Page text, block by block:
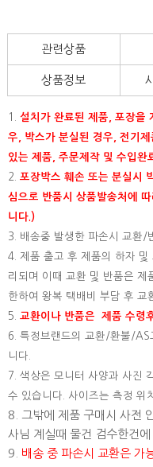
관련상품
상품정보
1. 설치가 완료된 제품, 포장을
우, 박스가 분실된 경우, 전기
있는 제품, 주문제작 및 수입완
2. 포장박스 훼손 또는 분실시
심으로 반품시 상품발송처에
니다.)
3. 배송중 발생한 파손시 교환/
4. 제품 출고 후 제품의 하자 및
리되며 이때 교환 및 반품은 제
한하여 왕복 택배비 부담 후 교
5. 교환이나 반품은 제품 수령
6. 특정브랜드의 교환/환불/AS
니다.
7. 색상은 모니터 사양과 사진
수 있습니다. 사이즈는 측정 위
8. 그밖에 제품 구매시 사전
사님 계실때 물건 검수한건
9. 배송 중 파손시 교환은 가